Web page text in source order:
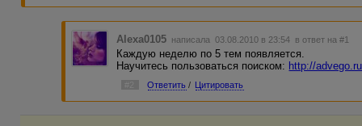
Alexa0105 написала 03.08.2010 в 23:54 в ответ на #1
Каждую неделю по 5 тем появляется.
Научитесь пользоваться поиском: http://
Ответить / Цитировать